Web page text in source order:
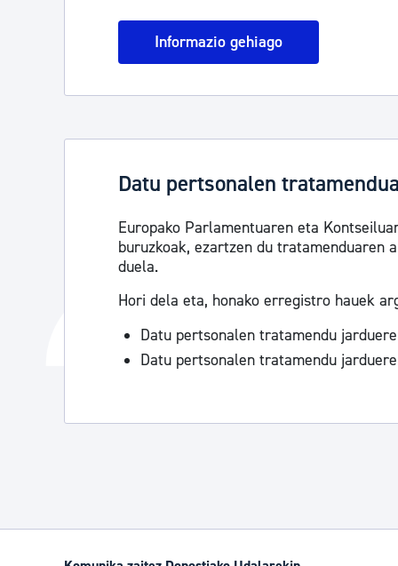
Informazio gehiago
Datu pertsonalen tratamendua
Europako Parlamentuaren eta
buruzkoak, ezartzen du tratamenduaren
duela.
Hori dela eta, honako erregistro hauek
Datu pertsonalen tratamendu
Datu pertsonalen tratamendu